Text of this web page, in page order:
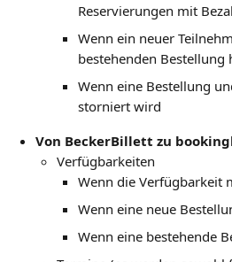
Reservierungen mit
Wenn ein neuer
bestehenden
Wenn eine Bestellung
storniert wird
Von BeckerBillett zu
Verfügbarkeiten
Wenn die Verfügbarkeit
Wenn eine neue
Wenn eine bestehende